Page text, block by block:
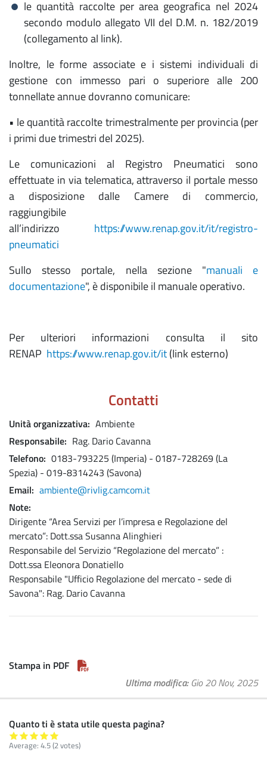
le quantità raccolte per area geografica nel 2024
secondo modulo allegato VII del D.M. n. 182/2019
(collegamento al link).
Inoltre, le forme associate e i sistemi individuali di
gestione con immesso pari o superiore alle 200
tonnellate annue dovranno comunicare:
• le quantità raccolte trimestralmente per provincia (per
i primi due trimestri del 2025).
Le comunicazioni al Registro Pneumatici sono
effettuate in via telematica, attraverso il portale messo
a disposizione dalle Camere di commercio,
raggiungibile
all’indirizzo https://www.renap.gov.it/it/registro-
pneumatici
Sullo stesso portale, nella sezione "manuali e
documentazione", è disponibile il manuale operativo.
Per ulteriori informazioni consulta il sito
RENAP https://www.renap.gov.it/it(link esterno)
Contatti
Unità organizzativa Ambiente
Responsabile Rag. Dario Cavanna
Telefono 0183-793225 (Imperia) - 0187-728269 (La
Spezia) - 019-8314243 (Savona)
Email ambiente@rivlig.camcom.it
Note
Dirigente “Area Servizi per l’impresa e Regolazione del
mercato”: Dott.ssa Susanna Alinghieri
Responsabile del Servizio “Regolazione del mercato” :
Dott.ssa Eleonora Donatiello
Responsabile "Ufficio Regolazione del mercato - sede di
Savona": Rag. Dario Cavanna
Stampa in PDF
Ultima modifica Gio 20 Nov, 2025
Quanto ti è stata utile questa pagina?
Average: 4.5(2 votes)